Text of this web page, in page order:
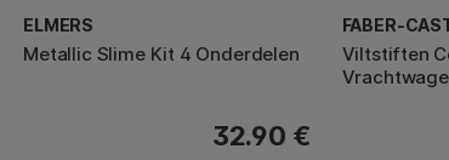
ELMERS
Metallic Slime Kit 4 Onderdelen
32.90 €
FABER-
Viltstiften